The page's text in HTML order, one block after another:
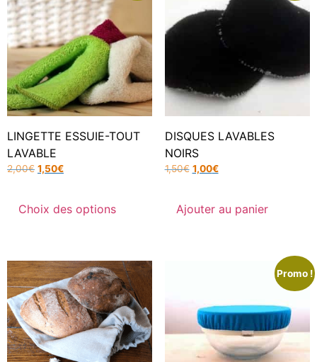
LINGETTE ESSUIE-TOUT
LAVABLE
2,00€ 1,50€
Choix des options
DISQUES LAVABLES
NOIRS
1,50€ 1,00€
Ajouter au panier
Promo !